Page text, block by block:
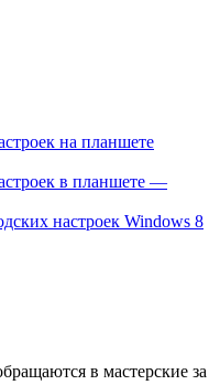
на планшете
в планшете —
настроек Windows 8
в мастерские за